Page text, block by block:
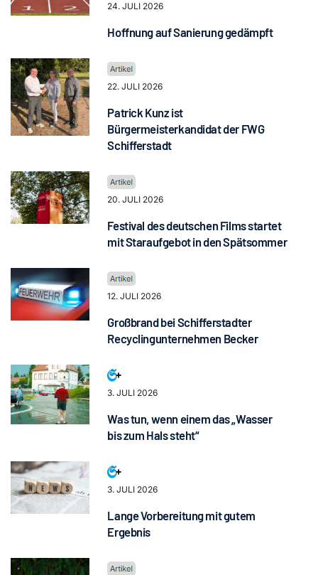
24. JULI 2026
Hoffnung auf Sanierung gedämpft
22. JULI 2026
Patrick Kunz ist
Bürgermeisterkandidat der FWG
Schifferstadt
20. JULI 2026
Festival des deutschen Films startet
mit Staraufgebot in den Spätsommer
12. JULI 2026
Großbrand bei Schifferstadter
Recyclingunternehmen Becker
3. JULI 2026
Was tun, wenn einem das „Wasser
bis zum Hals steht“
3. JULI 2026
Lange Vorbereitung mit gutem
Ergebnis